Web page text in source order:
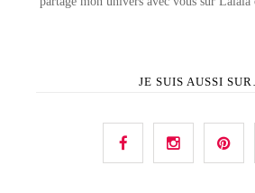
JE SUIS AUSSI